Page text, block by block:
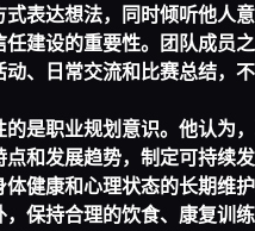
表达想法，同时倾听他人
建设的重要性。团队成员
、日常交流和比赛总结，
是职业规划意识。他认为
和发展趋势，制定可持续
健康和心理状态的长期维
保持合理的饮食、康复训